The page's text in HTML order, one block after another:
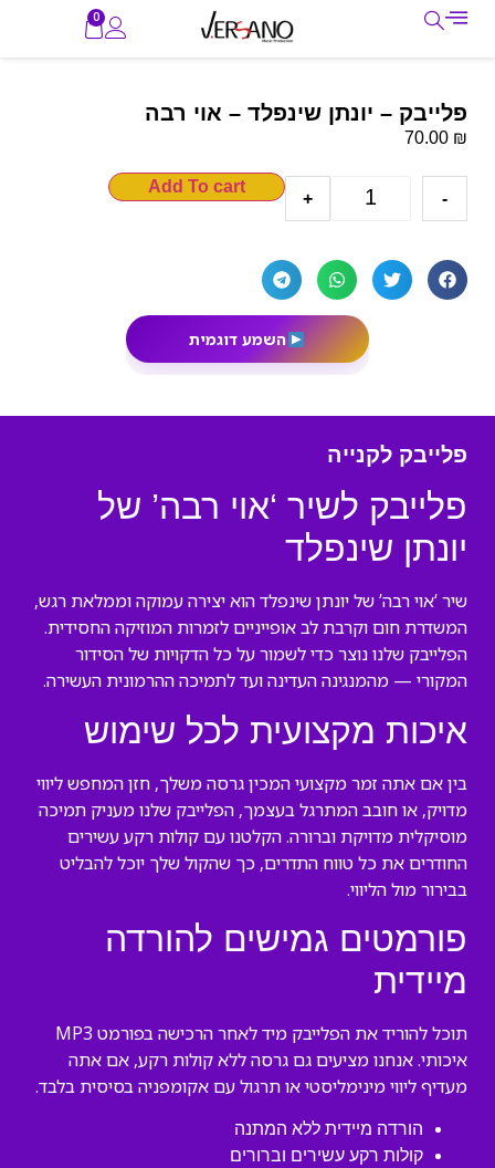
0
פלייבק – יונתן שינפלד – אוי רבה
70.00 ₪
-
+
Add To cart
השמע דוגמית
פלייבק לקנייה
פלייבק לשיר ‘אוי רבה’ של
יונתן שינפלד
שיר ‘אוי רבה’ של יונתן שינפלד הוא יצירה עמוקה וממלאת רגש,
המשדרת חום וקרבת לב אופייניים לזמרות המוזיקה החסידית.
הפלייבק שלנו נוצר כדי לשמור על כל הדקויות של הסידור
המקורי — מהמנגינה העדינה ועד לתמיכה ההרמונית העשירה.
איכות מקצועית לכל שימוש
בין אם אתה זמר מקצועי המכין גרסה משלך, חזן המחפש ליווי
מדויק, או חובב המתרגל בעצמך, הפלייבק שלנו מעניק תמיכה
מוסיקלית מדויקת וברורה. הקלטנו עם קולות רקע עשירים
החודרים את כל טווח התדרים, כך שהקול שלך יוכל להבליט
בבירור מול הליווי.
פורמטים גמישים להורדה
מיידית
תוכל להוריד את הפלייבק מיד לאחר הרכישה בפורמט MP3
איכותי. אנחנו מציעים גם גרסה ללא קולות רקע, אם אתה
מעדיף ליווי מינימליסטי או תרגול עם אקומפניה בסיסית בלבד.
הורדה מיידית ללא המתנה
קולות רקע עשירים וברורים